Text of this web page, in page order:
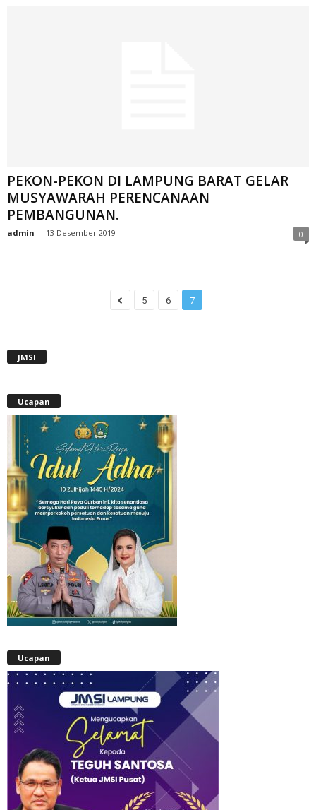
PEKON-PEKON DI LAMPUNG BARAT GELAR
MUSYAWARAH PERENCANAAN
PEMBANGUNAN.
admin - 13 Desember 2019 0
5 6 7
JMSI
Ucapan
Ucapan